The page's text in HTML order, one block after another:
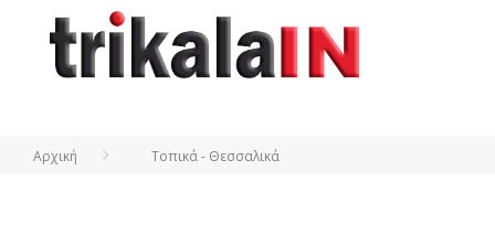
Αρχική Τοπικά - Θεσσαλικά